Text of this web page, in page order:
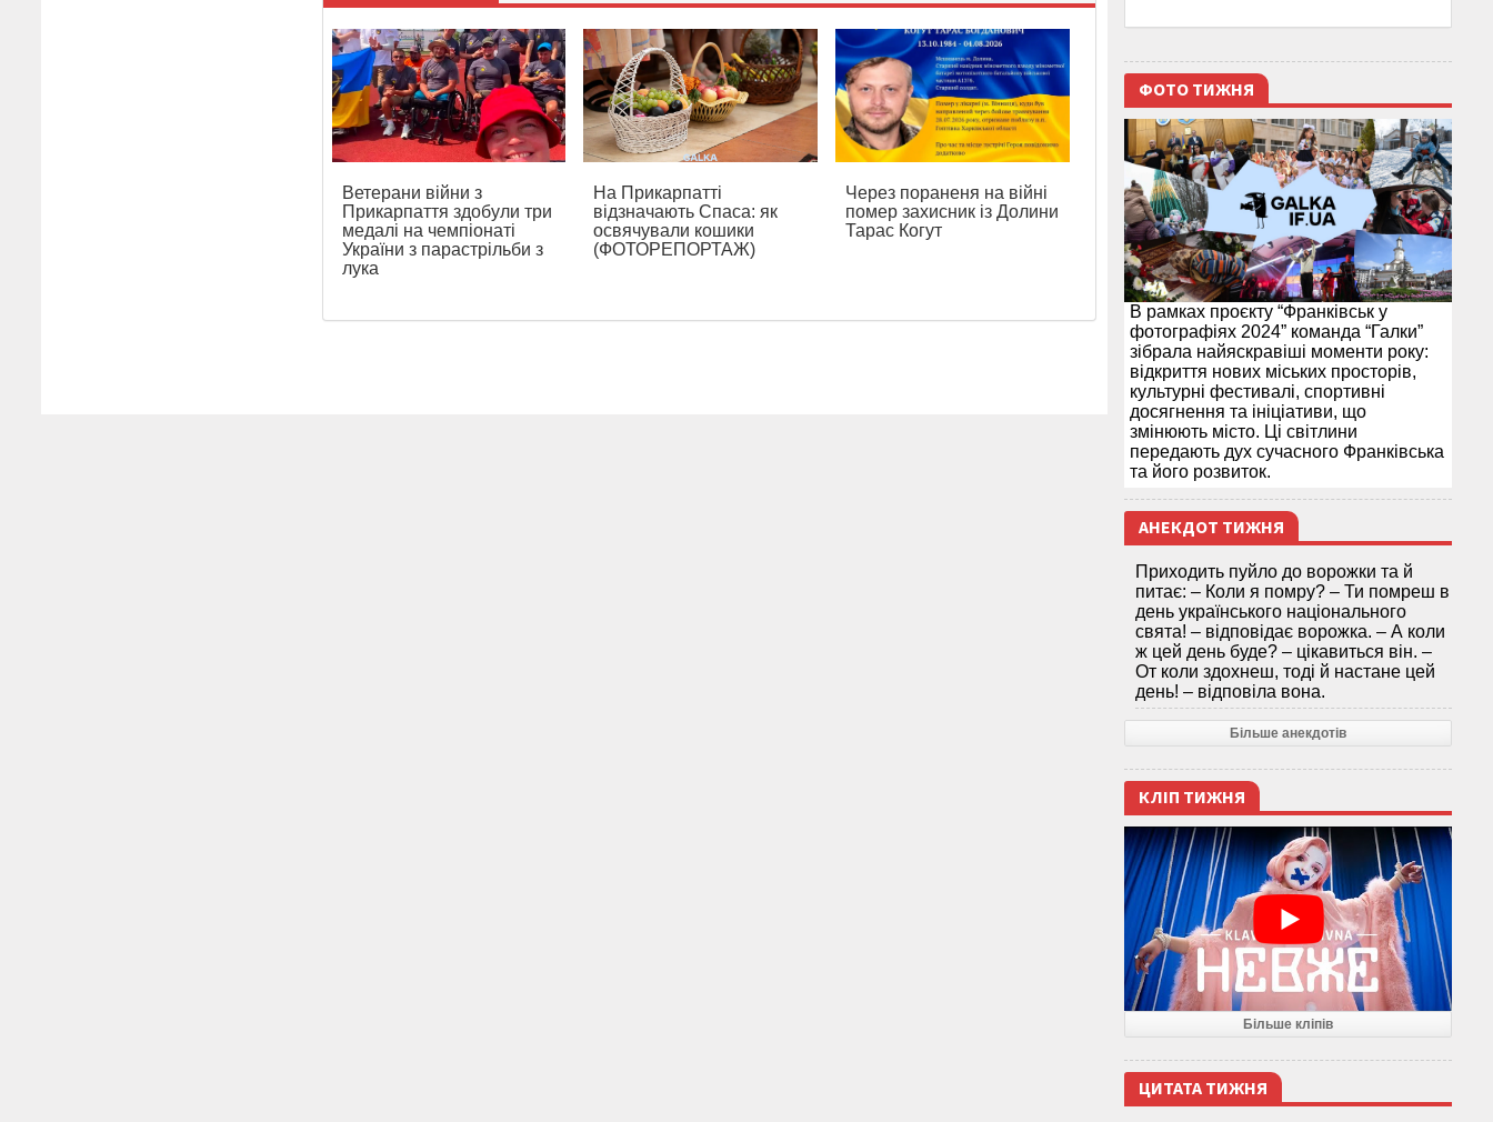
Ветерани війни з
Прикарпаття здобули три
медалі на чемпіонаті
України з парастрільби з
лука
На Прикарпатті
відзначають Спаса: як
освячували кошики
(ФОТОРЕПОРТАЖ)
Через пораненя на війні
помер захисник із Долини
Тарас Когут
ФОТО ТИЖНЯ
В рамках проєкту “Франківськ у
фотографіях 2024” команда “Галки”
зібрала найяскравіші моменти року:
відкриття нових міських просторів,
культурні фестивалі, спортивні
досягнення та ініціативи, що
змінюють місто. Ці світлини
передають дух сучасного Франківська
та його розвиток.
АНЕКДОТ ТИЖНЯ
Приходить пуйло до ворожки та й
питає: – Коли я помру? – Ти помреш в
день українського національного
свята! – відповідає ворожка. – А коли
ж цей день буде? – цікавиться він. –
От коли здохнеш, тоді й настане цей
день! – відповіла вона.
Більше анекдотів
КЛІП ТИЖНЯ
Більше кліпів
ЦИТАТА ТИЖНЯ